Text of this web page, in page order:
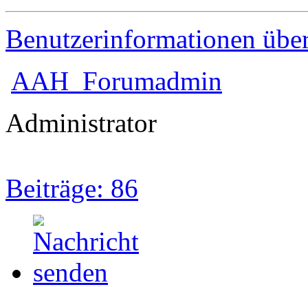
Benutzerinformationen
AAH_Forumadmin
Administrator
Beiträge: 86